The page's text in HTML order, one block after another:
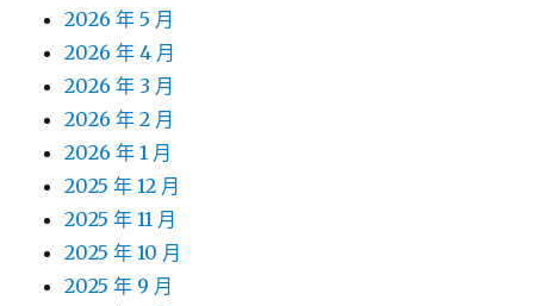
2026 年 5 月
2026 年 4 月
2026 年 3 月
2026 年 2 月
2026 年 1 月
2025 年 12 月
2025 年 11 月
2025 年 10 月
2025 年 9 月